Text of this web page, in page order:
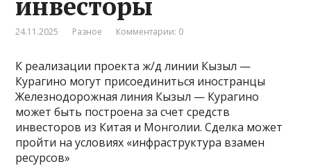
24.11.2025 Разное Комментарии: 0
К реализации проекта ж/д линии Кызыл —
Курагино могут присоединиться иностранцы
Железнодорожная линия Кызыл — Курагино
может быть построена за счет средств
инвесторов из Китая и Монголии. Сделка может
пройти на условиях «инфраструктура взамен
ресурсов»